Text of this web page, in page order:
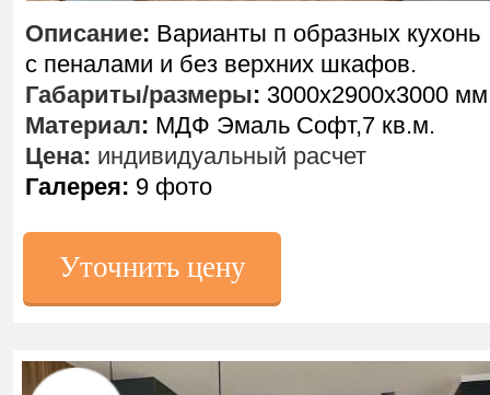
Описание: Варианты п образных кухонь
с пеналами и без верхних шкафов.
Габариты/размеры: 3000х2900х3000
Материал: МДФ Эмаль Софт,7 кв.м.
Цена: индивидуальный расчет
Галерея: 9 фото
Уточнить цену